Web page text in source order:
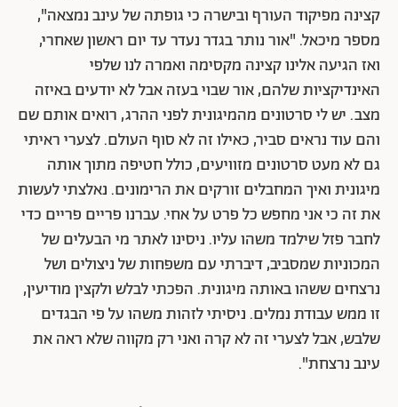
קצינה מפיקוד העורף ובישרה כי גופתה של עינב נמצאה",
מספר מיכאל. "אור נותר בגדר נעדר עד יום ראשון שאחרי,
ואז הגיעה אלינו קצינה מקסימה ואמרה לנו שלפי
האינדיקציות שלהם, אור שבוי בעזה אבל לא יודעים באיזה
מצב. יש לי סרטונים מהמיגונית לפני ההרג, רואים אותם שם
והם עוד נראים סביר, כאילו זה לא סוף העולם. לצערי ראיתי
גם לא מעט סרטונים מזוויעים, כולל חטיפה מתוך אותה
מיגונית ואיך המחבלים זורקים את הרימונים. נאלצתי לעשות
את זה כי אני מחפש כל פרט על אחי. עברנו פריים פריים כדי
לחבר פזל שילמד משהו עליו. ניסינו לאתר מי הבעלים של
המכוניות שמסביב, דיברתי עם משפחות של ניצולים ושל
נרצחים ששהו באותה מיגונית. הפכתי לבלש ולקצין מודיעין,
זו ממש עבודת נמלים. ניסיתי לזהות משהו על פי הבגדים
שלבש, אבל לצערי זה לא קרה ואני רק מקווה שלא ראה את
עינב נרצחת".